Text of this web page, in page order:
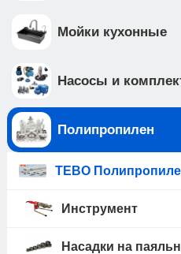
Мойки кухонные
Насосы и
Полипропилен
TEBO
Инструмент
Насадки на